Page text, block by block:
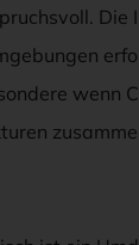
Die
wenn